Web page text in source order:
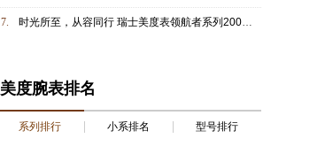
7. 时光所至，从容同行 瑞士美度表领航者系列200防水腕表专为关键时刻打造
美度腕表排名
系列排行 小系排名 型号排行